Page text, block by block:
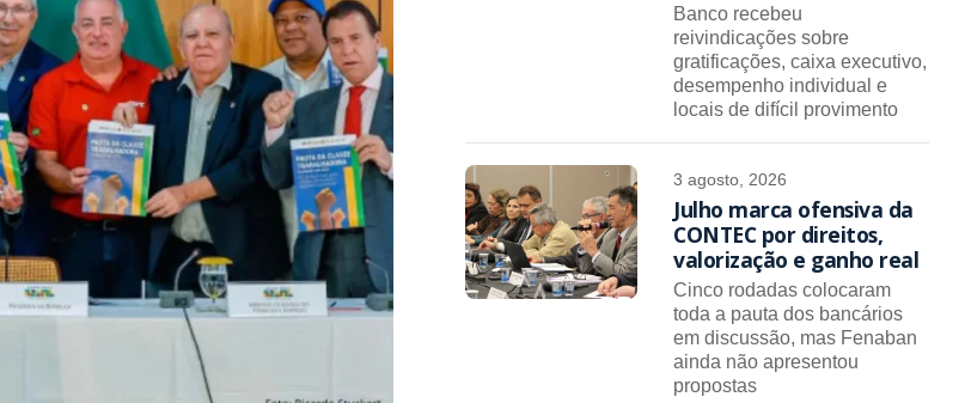
Banco recebeu
reivindicações sobre
gratificações, caixa executivo,
desempenho individual e
locais de difícil provimento
3 agosto, 2026
Julho marca ofensiva da
CONTEC por direitos,
valorização e ganho real
Cinco rodadas colocaram
toda a pauta dos bancários
em discussão, mas Fenaban
ainda não apresentou
propostas